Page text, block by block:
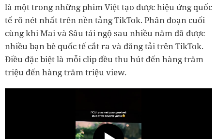
là một trong những phim Việt tạo được hiệu ứng quốc
tế rõ nét nhất trên nền tảng TikTok. Phân đoạn cuối
cùng khi Mai và Sâu tái ngộ sau nhiều năm đã được
nhiều bạn bè quốc tế cắt ra và đăng tải trên TikTok.
Điều đặc biệt là mỗi clip đều thu hút đến hàng trăm
triệu đến hàng trăm triệu view.